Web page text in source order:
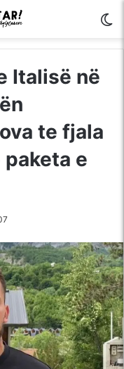
Italisë në
te fjala
paketa e